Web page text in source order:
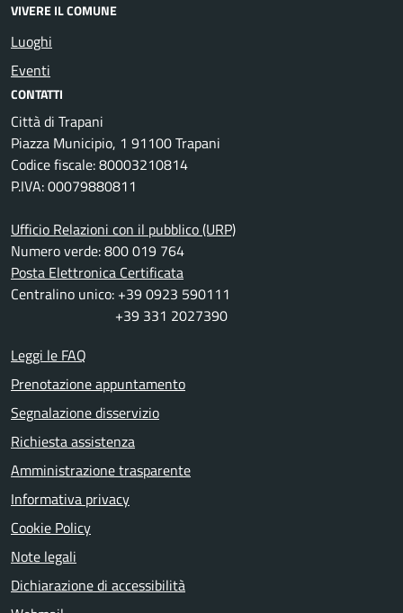
VIVERE IL COMUNE
Luoghi
Eventi
CONTATTI
Città di Trapani
Piazza Municipio, 1 91100 Trapani
Codice fiscale: 80003210814
P.IVA: 00079880811
Ufficio Relazioni con il pubblico (URP)
Numero verde: 800 019 764
Posta Elettronica Certificata
Centralino unico: +39 0923 590111
+39 331 2027390
Leggi le FAQ
Prenotazione appuntamento
Segnalazione disservizio
Richiesta assistenza
Amministrazione trasparente
Informativa privacy
Cookie Policy
Note legali
Dichiarazione di accessibilità